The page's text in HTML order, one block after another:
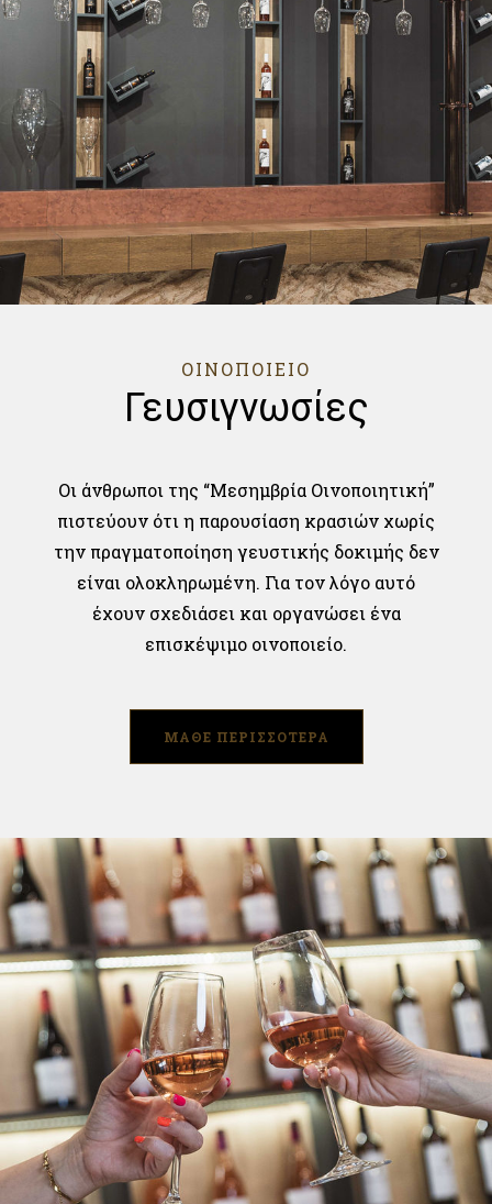
ΟΙΝΟΠΟΙΕΙΟ
Γευσιγνωσίες
Οι άνθρωποι της “Μεσημβρία Οινοποιητική”
πιστεύουν ότι η παρουσίαση κρασιών χωρίς
την πραγματοποίηση γευστικής δοκιμής δεν
είναι ολοκληρωμένη. Για τον λόγο αυτό
έχουν σχεδιάσει και οργανώσει ένα
επισκέψιμο οινοποιείο.
ΜΑΘΕ ΠΕΡΙΣΣΟΤΕΡΑ